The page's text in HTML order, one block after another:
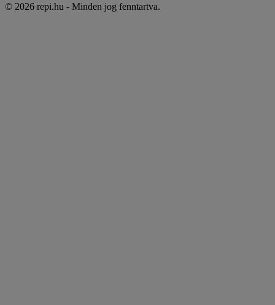
© 2026 repi.hu - Minden jog fenntartva.